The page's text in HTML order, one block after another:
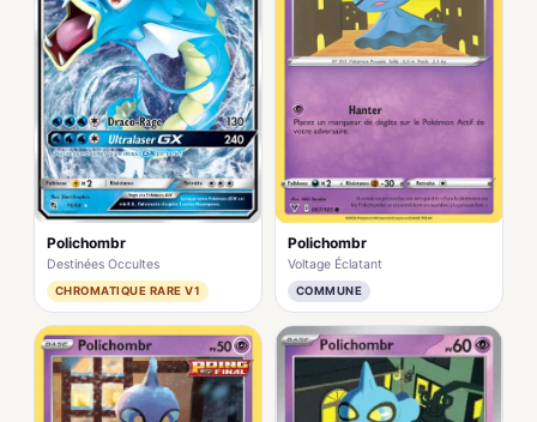
Polichombr
Destinées Occultes
CHROMATIQUE RARE V1
Polichombr
Voltage Éclatant
COMMUNE